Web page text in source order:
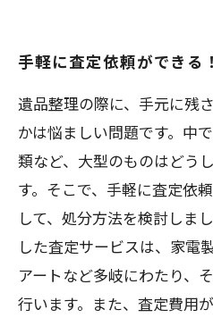
手軽に査定依頼ができる！
遺品整理の際に、手元に残
かは悩ましい問題です。中
類など、大型のものはどう
す。そこで、手軽に査定依
して、処分方法を検討しま
した査定サービスは、家電
アートなど多岐にわたり、
行います。また、査定費用